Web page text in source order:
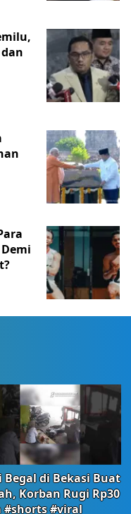
Begal di Bekasi Buat
Korban Rugi Rp30
#shorts #viral